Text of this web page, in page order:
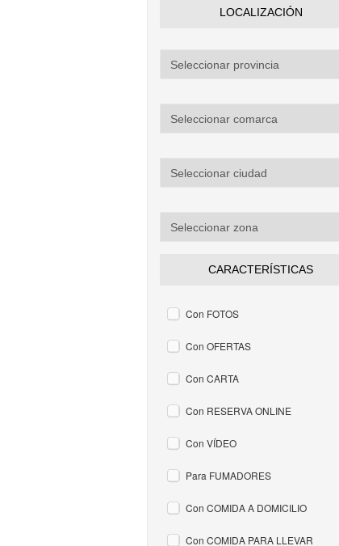
LOCALIZACIÓN
CARACTERÍSTICAS
Con FOTOS
Con OFERTAS
Con CARTA
Con RESERVA ONLINE
Con VÍDEO
Para FUMADORES
Con COMIDA A DOMICILIO
Con COMIDA PARA LLEVAR